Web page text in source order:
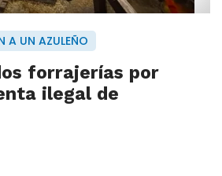
A UN AZULEÑO
forrajerías por
ilegal de